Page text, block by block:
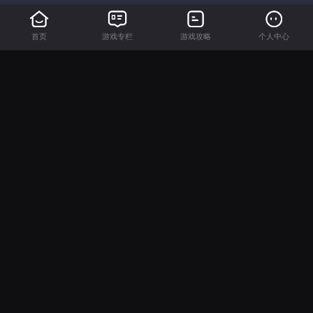
首页 游戏专栏 游戏攻略 个人中心